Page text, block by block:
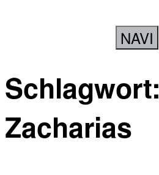
NAVI
Schlagwort:
Zacharias